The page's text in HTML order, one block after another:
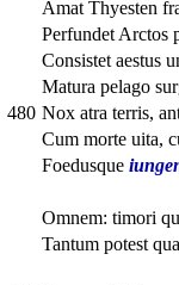
Amat Thyesten
Perfundet Arctos
Consistet aestus
Matura pelago
480 Nox atra terris,
Cum morte uita,
Foedusque
Quam
Omnem: timori
Tantum potest
In te